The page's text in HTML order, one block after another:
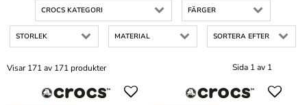
CROCS KATEGORI FÄRGER
STORLEK MATERIAL SORTERA EFTER
Sida 1 av 1
Visar 171 av 171 produkter